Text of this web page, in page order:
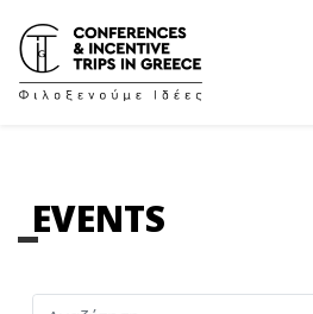
EVENTS